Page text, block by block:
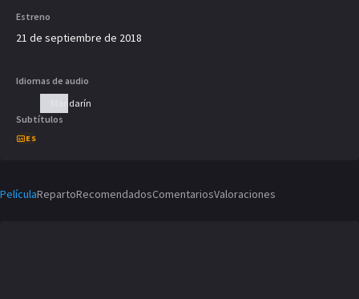
Estreno
21 de septiembre de 2018
Idiomas de audio
Mandarín
Subtítulos
ES
PelículaRepartoRecomendadosComentariosValoraciones